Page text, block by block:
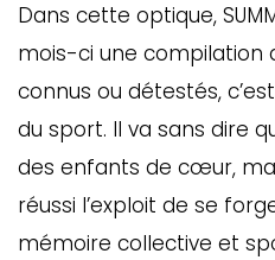
Dans cette optique,
mois-ci une compilation
connus ou détestés,
du sport. Il va sans dire
des enfants de cœur,
réussi l’exploit de se
mémoire collective et